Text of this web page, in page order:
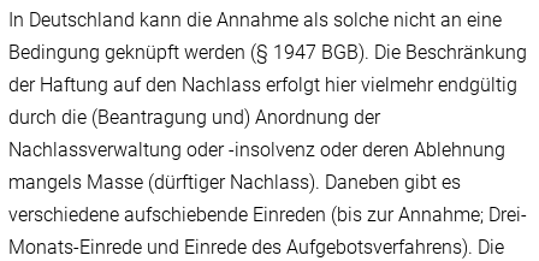
In Deutschland kann die Annahme als solche nicht an eine
Bedingung geknüpft werden (§ 1947 BGB). Die Beschränkung
der Haftung auf den Nachlass erfolgt hier vielmehr endgültig
durch die (Beantragung und) Anordnung der
Nachlassverwaltung oder ‑insolvenz oder deren Ablehnung
mangels Masse (dürftiger Nachlass). Daneben gibt es
verschiedene aufschiebende Einreden (bis zur Annahme; Drei-
Monats-Einrede und Einrede des Aufgebotsverfahrens). Die